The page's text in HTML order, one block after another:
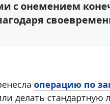
с онемением
операцию по
делать